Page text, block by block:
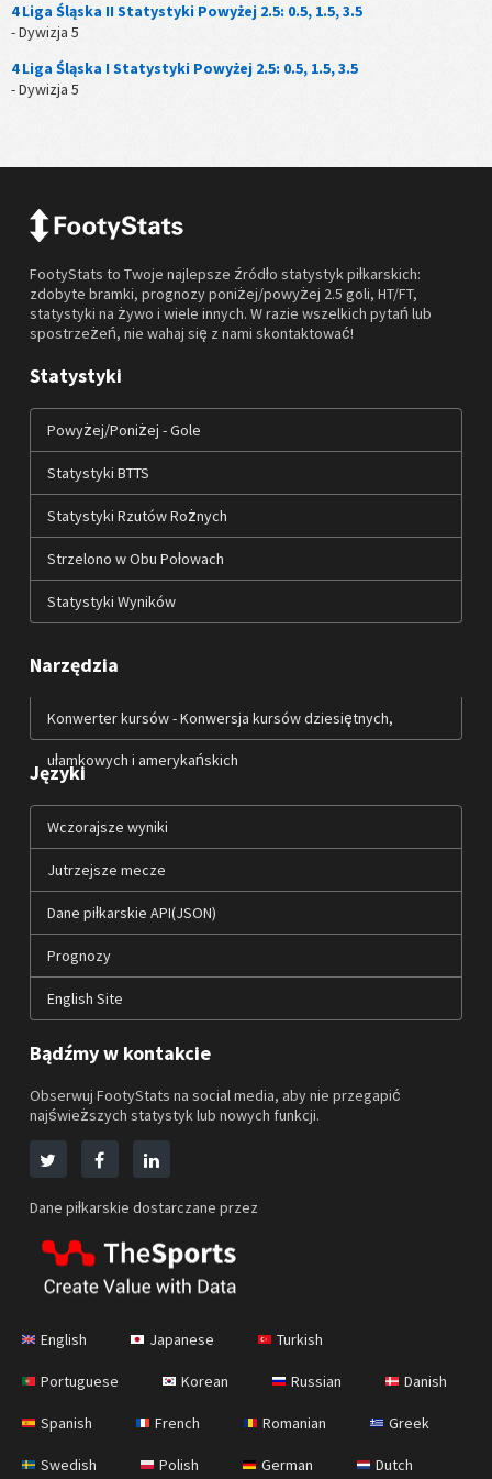
4 Liga Śląska II Statystyki Powyżej 2.5: 0.5, 1.5, 3.5
- Dywizja 5
4 Liga Śląska I Statystyki Powyżej 2.5: 0.5, 1.5, 3.5
- Dywizja 5
FootyStats to Twoje najlepsze źródło statystyk piłkarskich:
zdobyte bramki, prognozy poniżej/powyżej 2.5 goli, HT/FT,
statystyki na żywo i wiele innych. W razie wszelkich pytań lub
spostrzeżeń, nie wahaj się z nami skontaktować!
Statystyki
Powyżej/Poniżej - Gole
Statystyki BTTS
Statystyki Rzutów Rożnych
Strzelono w Obu Połowach
Statystyki Wyników
Narzędzia
Konwerter kursów - Konwersja kursów dziesiętnych,
ułamkowych i amerykańskich
Języki
Wczorajsze wyniki
Jutrzejsze mecze
Dane piłkarskie API(JSON)
Prognozy
English Site
Bądźmy w kontakcie
Obserwuj FootyStats na social media, aby nie przegapić
najświeższych statystyk lub nowych funkcji.
Dane piłkarskie dostarczane przez
English Japanese Turkish
Portuguese Korean Russian Danish
Spanish French Romanian Greek
Swedish Polish German Dutch